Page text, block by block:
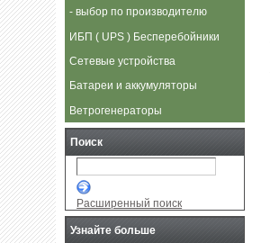
- выбор по производителю
ИБП ( UPS ) Бесперебойники
Сетевые устройства
Батареи и аккумуляторы
Ветрогенераторы
Поиск
Расширенный поиск
Узнайте больше